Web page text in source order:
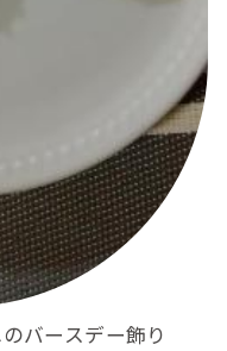
バースデー飾り